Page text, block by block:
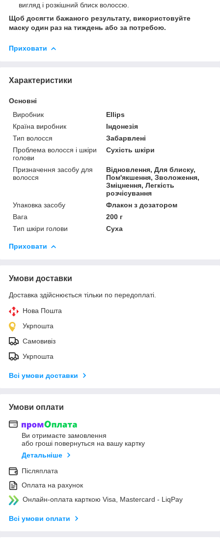
вигляд і розкішний блиск волоссю.
Щоб досягти бажаного результату, використовуйте
маску один раз на тиждень або за потребою.
Приховати
Характеристики
Основні
Виробник
Ellips
Країна виробник
Індонезія
Тип волосся
Забарвлені
Проблема волосся і шкіри
голови
Сухість шкіри
Призначення засобу для
волосся
Відновлення, Для блиску,
Пом'якшення, Зволоження,
Зміцнення, Легкість
розчісування
Упаковка засобу
Флакон з дозатором
Вага
200 г
Тип шкіри голови
Суха
Приховати
Умови доставки
Доставка здійснюється тільки по передоплаті.
Нова Пошта
Укрпошта
Самовивіз
Укрпошта
Всі умови доставки
Умови оплати
Ви отримаєте замовлення
або гроші повернуться на вашу картку
Детальніше
Післяплата
Оплата на рахунок
Онлайн-оплата карткою Visa, Mastercard - LiqPay
Всі умови оплати